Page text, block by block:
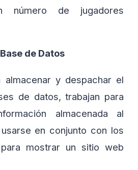
número de jugadores
de Datos
almacenar y despachar el
de datos, trabajan para
almacenada al
en conjunto con los
mostrar un sitio web